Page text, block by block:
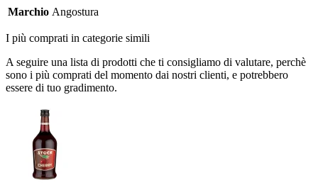
Marchio Angostura
I più comprati in categorie simili
A seguire una lista di prodotti che ti consigliamo di valutare, perchè
sono i più comprati del momento dai nostri clienti, e potrebbero
essere di tuo gradimento.